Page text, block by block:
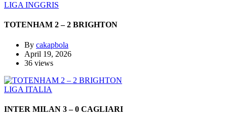
LIGA INGGRIS
TOTENHAM 2 – 2 BRIGHTON
By cakapbola
April 19, 2026
36 views
LIGA ITALIA
INTER MILAN 3 – 0 CAGLIARI